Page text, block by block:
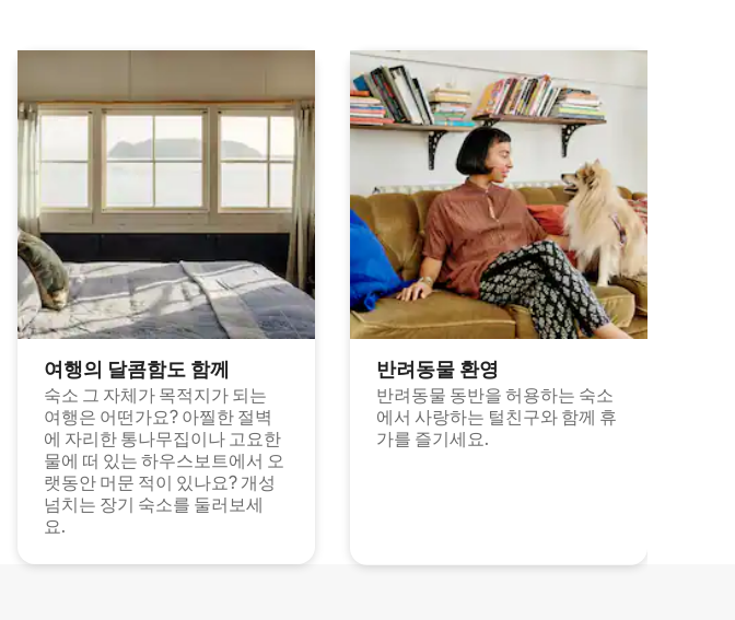
여행의 달콤함도 함께
숙소 그 자체가 목적지가 되는
여행은 어떤가요? 아찔한 절벽
에 자리한 통나무집이나 고요한
물에 떠 있는 하우스보트에서 오
랫동안 머문 적이 있나요? 개성
넘치는 장기 숙소를 둘러보세
요.
반려동물 환영
반려동물 동반을 허용하는 숙소
에서 사랑하는 털친구와 함께 휴
가를 즐기세요.